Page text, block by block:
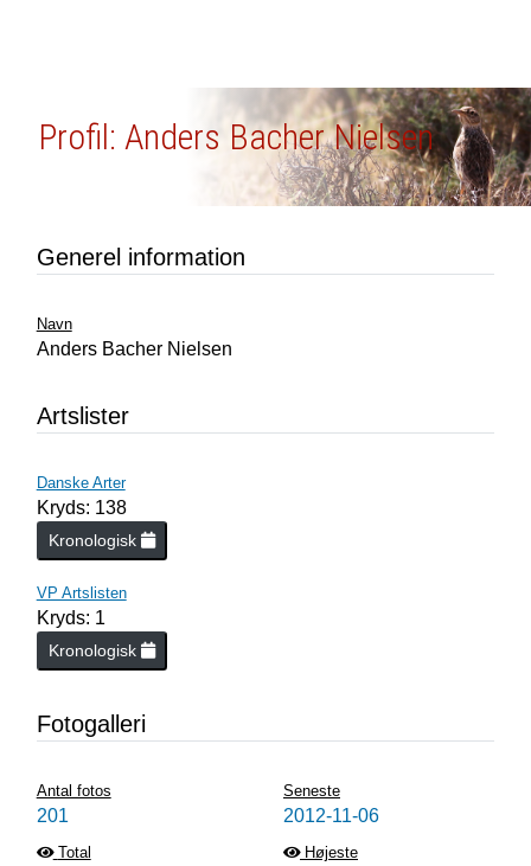
Profil: Anders Bacher Nielsen
Generel information
Navn
Anders Bacher Nielsen
Artslister
Danske Arter
Kryds: 138
Kronologisk
VP Artslisten
Kryds: 1
Kronologisk
Fotogalleri
Antal fotos
201
Seneste
2012-11-06
Total Højeste